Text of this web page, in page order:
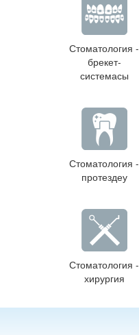
Стоматология -
брекет-
системасы
Стоматология -
протездеу
Стоматология -
хирургия